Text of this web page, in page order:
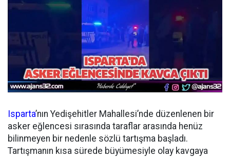
Isparta’nın Yedişehitler Mahallesi’nde düzenlenen bir
asker eğlencesi sırasında taraflar arasında henüz
bilinmeyen bir nedenle sözlü tartışma başladı.
Tartışmanın kısa sürede büyümesiyle olay kavgaya